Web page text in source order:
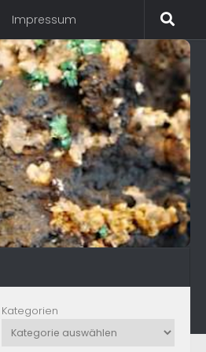
Impressum
Kategorien